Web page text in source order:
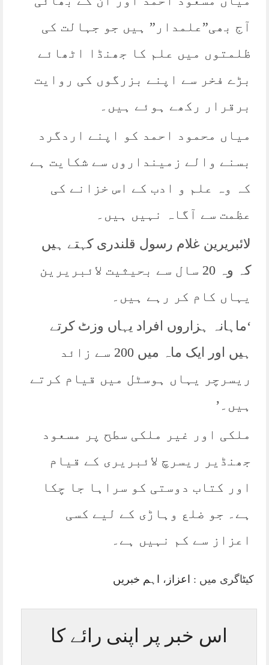
آج بھی”علمدار” ہیں جو جہالت کی
ظلمتوں میں علم کا جھنڈا اٹھائے
بڑے فخر سے اپنے بزرگوں کی روایت
برقرار رکھے ہوئے ہیں۔
میاں محمود احمد کو اپنے اردگرد
بسنے والے زمینداروں سے شکایت ہے
کہ وہ علم و ادب کے اس خزانے کی
عظمت سے آگاہ نہیں ہیں۔
لائبریرین غلام رسول قلندری کہتے ہیں
کہ وہ 20 سال سے بحیثیت لائبریرین
یہاں کام کر رہے ہیں۔
‘ماہانہ ہزاروں افراد یہاں وزٹ کرتے
ہیں اور ایک ماہ میں 200 سے زائد
ریسرچر یہاں ہوسٹل میں قیام کرتے
ہیں۔’
ملکی اور غیر ملکی سطح پر مسعود
جھنڈیر ریسرچ لائبریری کے قیام
اور کتاب دوستی کو سراہا جا چکا
ہے۔ جو ضلع وہاڑی کے لیے کسی
اعزاز سے کم نہیں ہے۔
کیٹاگری میں : اعزاز ، اہم خبریں
اس خبر پر اپنی رائے کا